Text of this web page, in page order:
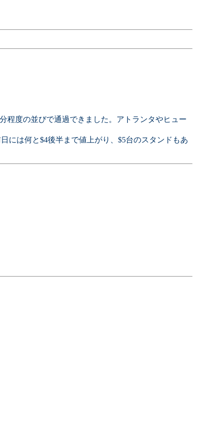
程度の並びで通過できました。アトランタやヒュー
には何と$4後半まで値上がり、$5台のスタンドもあ